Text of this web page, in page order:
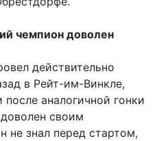
чемпион доволен
действительно
в Рейт-им-Винкле,
аналогичной гонки
своим
знал перед стартом,